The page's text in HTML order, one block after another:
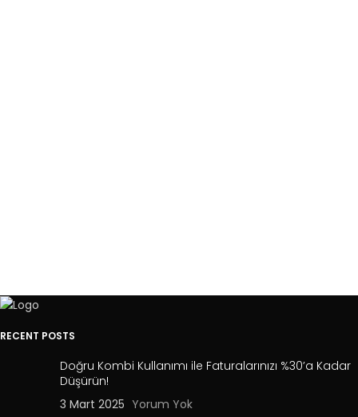
RECENT POSTS
Doğru Kombi Kullanımı ile Faturalarınızı %30’a Kadar
Düşürün!
3 Mart 2025 Yorum Yok